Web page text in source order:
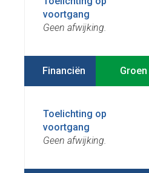
voortgang
Geen afwijking.
Financiën
Toelichting op
voortgang
Geen afwijking.